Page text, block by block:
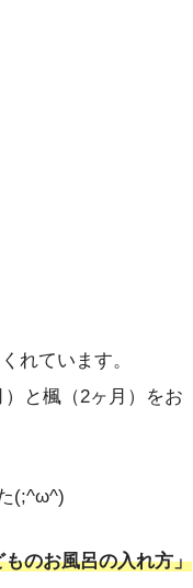
れています。
と楓（2ヶ月）をお
(;^ω^)
ものお風呂の入れ方」